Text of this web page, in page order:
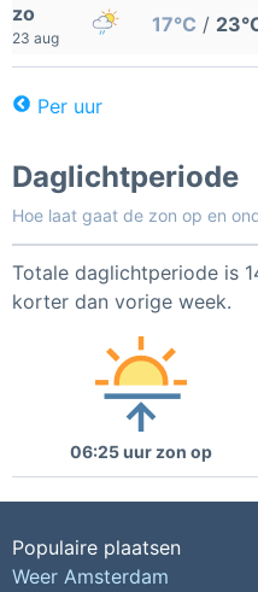
zo
23 aug
17°C /
Per uur
Daglichtperiode
Hoe laat gaat de zon op en
Totale daglichtperiode is
korter dan vorige week.
06:25 uur zon op
Populaire plaatsen
Weer Amsterdam